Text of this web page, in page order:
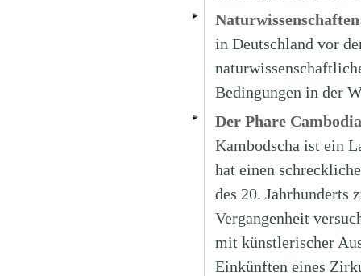
in Deutschland vor
Bedingungen in der
Der Phare
Kambodscha ist ein
hat einen
des 20. Jahrhunderts
Vergangenheit
mit künstlerischer
Einkünften eines